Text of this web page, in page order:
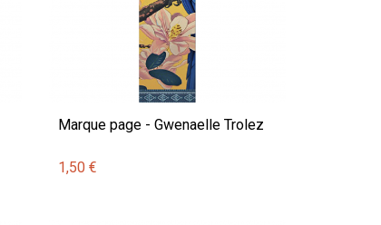
Marque page - Gwenaelle Trolez
1,50 €